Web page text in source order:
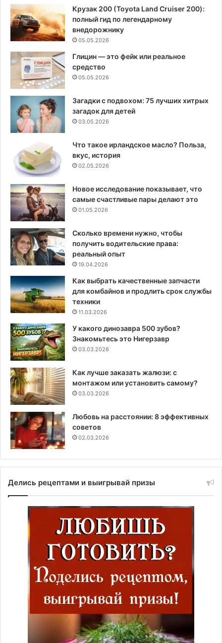
Крузак 200 (Toyota Land Cruiser 200):
полный гид по легендарному
внедорожнику
05.05.2026
Глицин — это фейк или реальное
средство
05.05.2026
Загадки с подвохом: 75 лучших хитрых
загадок для детей
03.05.2026
Что такое ирландское масло? Польза,
вкус, история
02.05.2026
Новое исследование показывает, что
самые счастливые пары делают это
01.05.2026
Сколько времени нужно, чтобы
получить водительские права:
реальный опыт
19.04.2026
Как выбрать качественные запчасти
для комбайнов и продлить срок службы
техники
11.03.2026
У какого динозавра 500 зубов?
Знакомьтесь это Нигерзавр
03.03.2026
Как лучше заказать жалюзи: с
монтажом или установить самому?
03.03.2026
Любовь на расстоянии: 8 эффективных
советов
02.03.2026
Делись рецептами и выигрывай призы